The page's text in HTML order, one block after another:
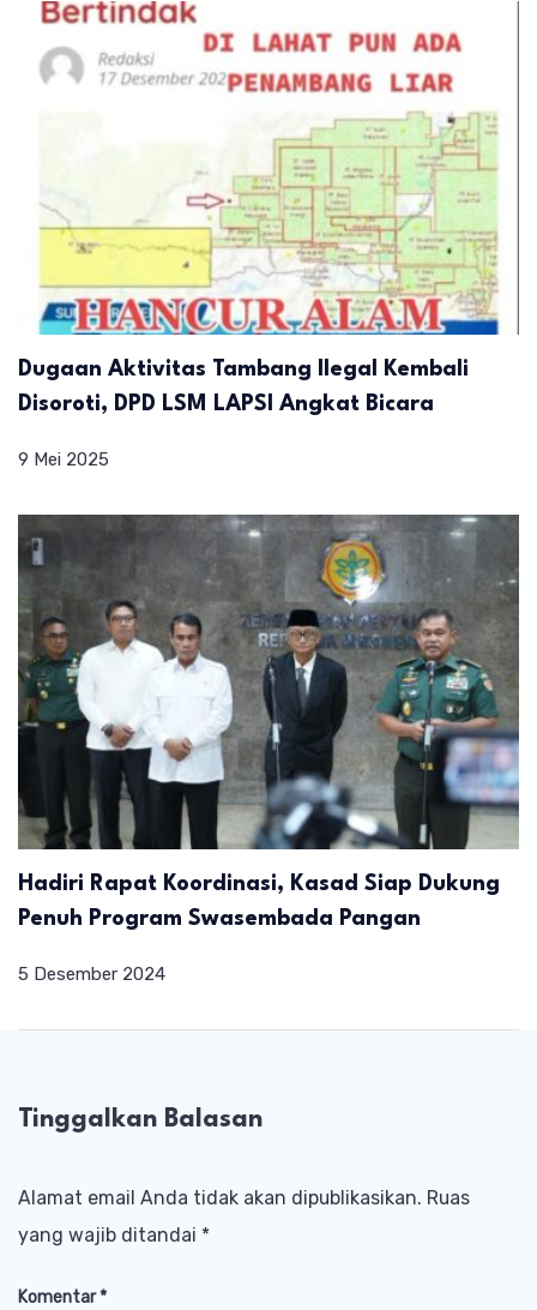
Dugaan Aktivitas Tambang Ilegal Kembali
Disoroti, DPD LSM LAPSI Angkat Bicara
9 Mei 2025
Hadiri Rapat Koordinasi, Kasad Siap Dukung
Penuh Program Swasembada Pangan
5 Desember 2024
Tinggalkan Balasan
Alamat email Anda tidak akan dipublikasikan. Ruas
yang wajib ditandai *
Komentar*